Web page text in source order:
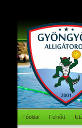
Főoldal Felnőtt